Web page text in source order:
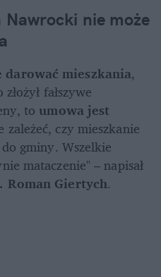
nie może
mieszkania,
fałszywe
to umowa jest
zależeć, czy mieszkanie
gminy. Wszelkie
mataczenie" – napisał
Roman Giertych.